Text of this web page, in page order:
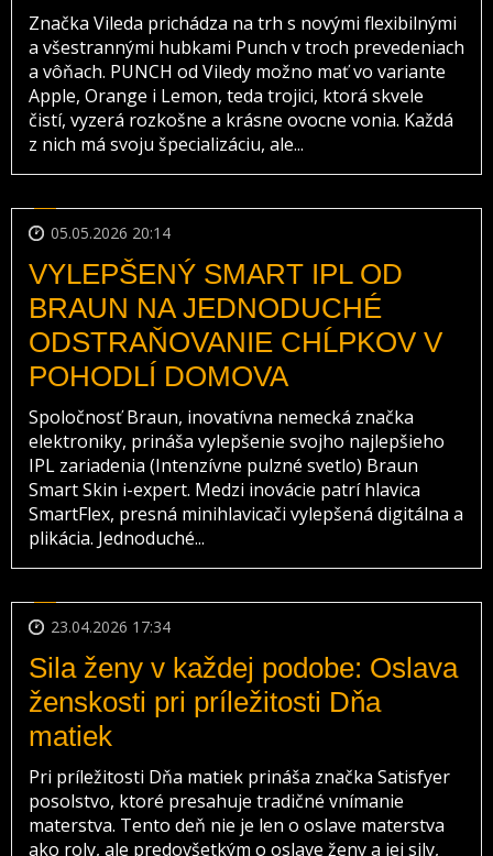
Značka Vileda prichádza na trh s novými flexibilnými
a všestrannými hubkami Punch v troch prevedeniach
a vôňach. PUNCH od Viledy možno mať vo variante
Apple, Orange i Lemon, teda trojici, ktorá skvele
čistí, vyzerá rozkošne a krásne ovocne vonia. Každá
z nich má svoju špecializáciu, ale...
05.05.2026 20:14
VYLEPŠENÝ SMART IPL OD
BRAUN NA JEDNODUCHÉ
ODSTRAŇOVANIE CHĹPKOV V
POHODLÍ DOMOVA
Spoločnosť Braun, inovatívna nemecká značka
elektroniky, prináša vylepšenie svojho najlepšieho
IPL zariadenia (Intenzívne pulzné svetlo) Braun
Smart Skin i-expert. Medzi inovácie patrí hlavica
SmartFlex, presná minihlavicači vylepšená digitálna a
plikácia. Jednoduché...
23.04.2026 17:34
Sila ženy v každej podobe: Oslava
ženskosti pri príležitosti Dňa
matiek
Pri príležitosti Dňa matiek prináša značka Satisfyer
posolstvo, ktoré presahuje tradičné vnímanie
materstva. Tento deň nie je len o oslave materstva
ako roly, ale predovšetkým o oslave ženy a jej sily,